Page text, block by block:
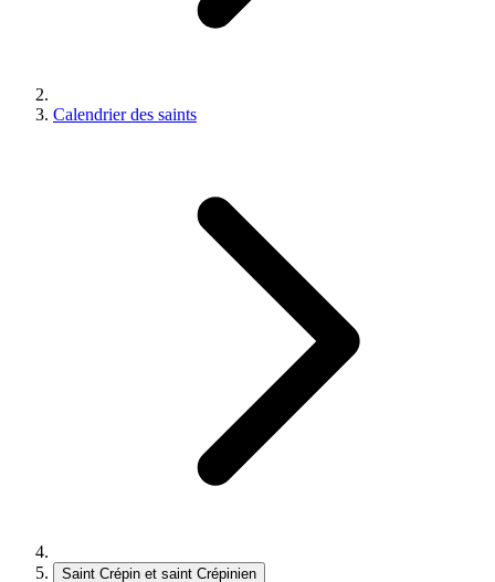
Calendrier des saints
Saint Crépin et saint Crépinien